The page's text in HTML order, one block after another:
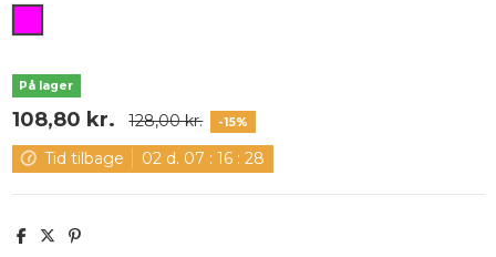
På lager
108,80 kr. 128,00 kr. -15%
Tid tilbage 02d. 07 : 16: 28